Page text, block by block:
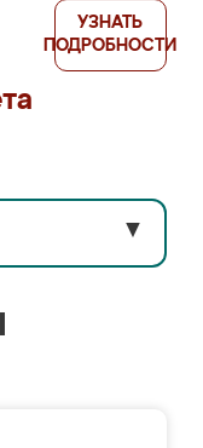
УЗНАТЬ
ПОДРОБНОСТИ
▼